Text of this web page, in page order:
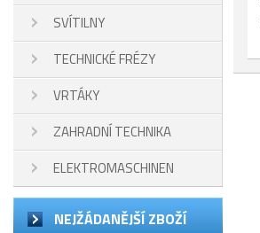
SVÍTILNY
TECHNICKÉ FRÉZY
VRTÁKY
ZAHRADNÍ TECHNIKA
ELEKTROMASCHINEN
NEJŽÁDANĚJŠÍ ZBOŽÍ